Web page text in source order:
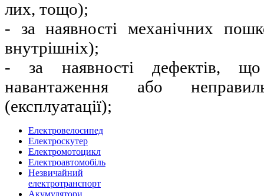
лих, тощо);
- за наявності механічних
внутрішніх);
- за наявності дефектів, що
навантаження або
(експлуатації);
Eлектровелосипед
Eлектроскутер
Електромотоцикл
Електроавтомобіль
Незвичайний
електротранспорт
Акумулятори